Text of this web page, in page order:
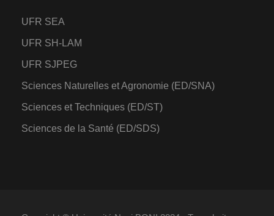
UFR SEA
UFR SH-LAM
UFR SJPEG
Sciences Naturelles et Agronomie (ED/SNA)
Sciences et Techniques (ED/ST)
Sciences de la Santé (ED/SDS)